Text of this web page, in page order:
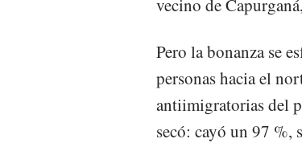
vecino de
Pero la bonanza se
personas hacia el
antiimigratorias del
secó: cayó un 97 %,